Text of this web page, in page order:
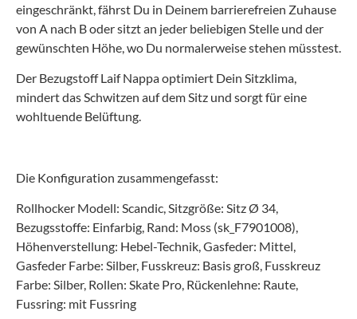
eingeschränkt, fährst Du in Deinem barrierefreien Zuhause
von A nach B oder sitzt an jeder beliebigen Stelle und der
gewünschten Höhe, wo Du normalerweise stehen müsstest.
Der Bezugstoff Laif Nappa optimiert Dein Sitzklima,
mindert das Schwitzen auf dem Sitz und sorgt für eine
wohltuende Belüftung.
Die Konfiguration zusammengefasst:
Rollhocker Modell: Scandic, Sitzgröße: Sitz Ø 34,
Bezugsstoffe: Einfarbig, Rand: Moss (sk_F7901008),
Höhenverstellung: Hebel-Technik, Gasfeder: Mittel,
Gasfeder Farbe: Silber, Fusskreuz: Basis groß, Fusskreuz
Farbe: Silber, Rollen: Skate Pro, Rückenlehne: Raute,
Fussring: mit Fussring